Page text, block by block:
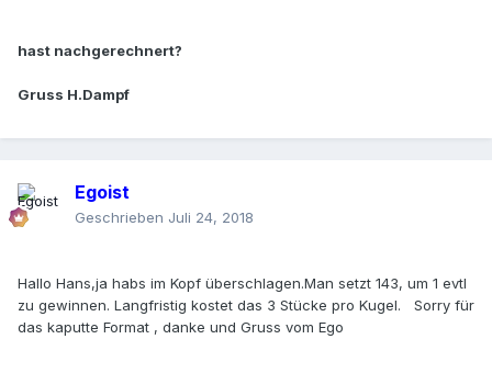
Gruss H.Dampf
hast nachgerechnert?
Gruss H.Dampf
Egoist
Geschrieben Juli 24, 2018
Hallo Hans,ja habs im Kopf überschlagen.Man setzt 143, um 1 evtl
zu gewinnen. Langfristig kostet das 3 Stücke pro Kugel. Sorry für
das kaputte Format , danke und Gruss vom Ego